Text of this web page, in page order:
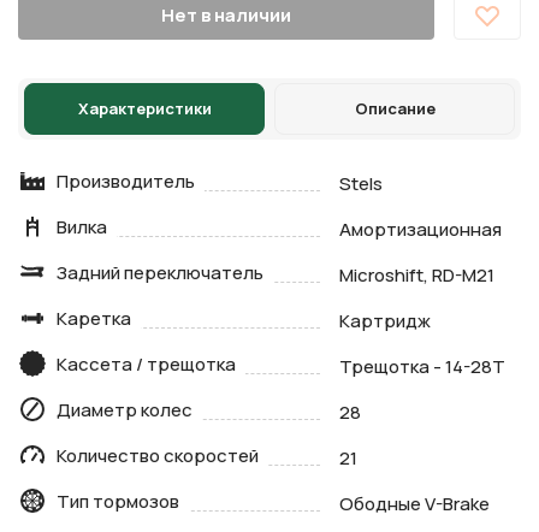
Нет в наличии
Характеристики Описание
Производитель
Stels
Вилка
Амортизационная
Задний переключатель
Microshift, RD-M21
Каретка
Картридж
Кассета / трещотка
Трещотка - 14-28Т
Диаметр колес
28
Количество скоростей
21
Тип тормозов
Ободные V-Brake